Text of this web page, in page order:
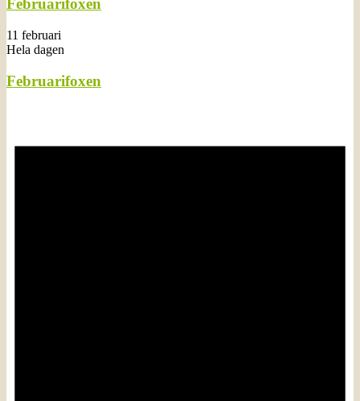
Februarifoxen
11 februari
Hela dagen
Februarifoxen